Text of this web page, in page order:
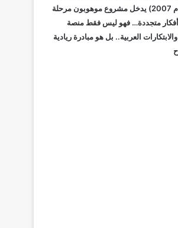
منذ انشاء الموقع في العام 2007) يدخل مشروع موهوبون مرحلة
متجددة… فهو ليس فقط منصة
العربية.. بل هو مبادرة ريادية